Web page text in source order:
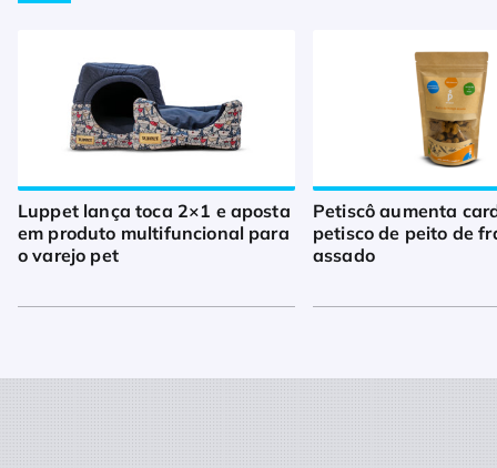
Luppet lança toca 2×1 e aposta
em produto multifuncional para
o varejo pet
Petiscô aumenta
petisco de peito de
assado